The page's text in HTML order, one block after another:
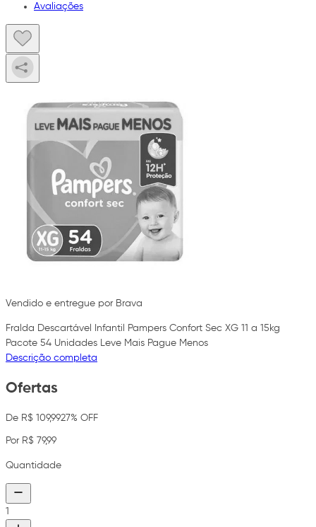
Avaliações
Vendido e entregue por Brava
Fralda Descartável Infantil Pampers Confort Sec XG 11 a 15kg
Pacote 54 Unidades Leve Mais Pague Menos
Descrição completa
Ofertas
De R$ 109,9927% OFF
Por R$ 79,99
Quantidade
1